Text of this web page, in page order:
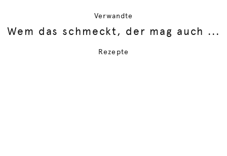
Verwandte
Wem das schmeckt, der mag auch ...
Rezepte